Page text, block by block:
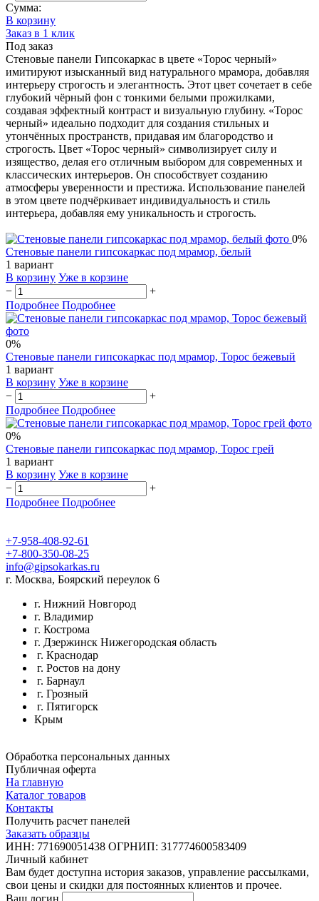
Сумма:
В корзину
Заказ в 1 клик
Под заказ
Стеновые панели Гипсокаркас в цвете «Торос черный»
имитируют изысканный вид натурального мрамора, добавляя
интерьеру строгость и элегантность. Этот цвет сочетает в себе
глубокий чёрный фон с тонкими белыми прожилками,
создавая эффектный контраст и визуальную глубину. «Торос
черный» идеально подходит для создания стильных и
утончённых пространств, придавая им благородство и
строгость. Цвет «Торос черный» символизирует силу и
изящество, делая его отличным выбором для современных и
классических интерьеров. Он способствует созданию
атмосферы уверенности и престижа. Использование панелей
в этом цвете подчёркивает индивидуальность и стиль
интерьера, добавляя ему уникальность и строгость.
0%
Стеновые панели гипсокаркас под мрамор, белый
1 вариант
В корзину Уже в корзине
−
+
Подробнее Подробнее
0%
Стеновые панели гипсокаркас под мрамор, Торос бежевый
1 вариант
В корзину Уже в корзине
−
+
Подробнее Подробнее
0%
Стеновые панели гипсокаркас под мрамор, Торос грей
1 вариант
В корзину Уже в корзине
−
+
Подробнее Подробнее
+7-958-408-92-61
+7-800-350-08-25
info@gipsokarkas.ru
г. Москва, Боярский переулок 6
г. Нижний Новгород
г. Владимир
г. Кострома
г. Дзержинск Нижегородская область
г. Краснодар
г. Ростов на дону
г. Барнаул
г. Грозный
г. Пятигорск
Крым
Обработка персональных данных
Публичная оферта
На главную
Каталог товаров
Контакты
Получить расчет панелей
Заказать образцы
ИНН: 771690051438 ОГРНИП: 317774600583409
Личный кабинет
Вам будет доступна история заказов, управление рассылками,
свои цены и скидки для постоянных клиентов и прочее.
Ваш логин